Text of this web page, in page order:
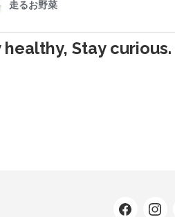
healthy, Stay curious.